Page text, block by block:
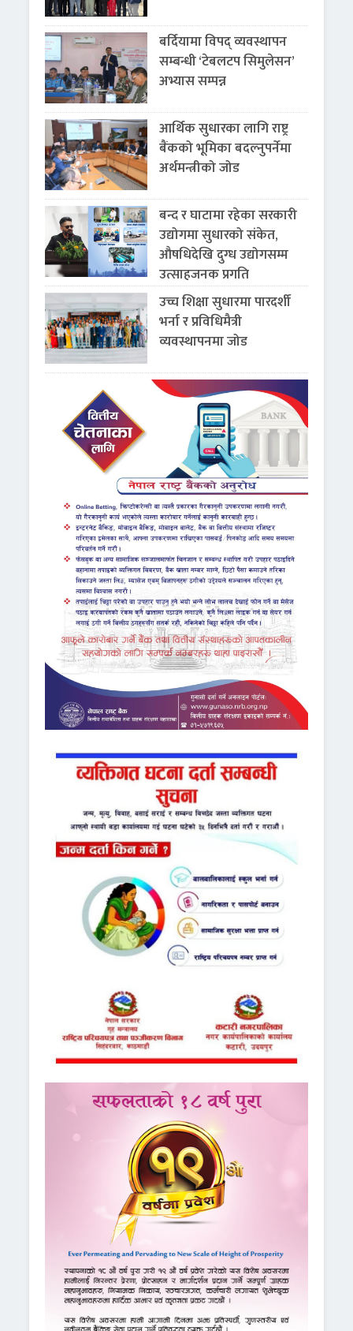
बर्दियामा विपद् व्यवस्थापन
सम्बन्धी ‘टेबलटप सिमुलेसन’
अभ्यास सम्पन्न
आर्थिक सुधारका लागि राष्ट्र
बैंकको भूमिका बदल्नुपर्नेमा
अर्थमन्त्रीको जोड
बन्द र घाटामा रहेका सरकारी
उद्योगमा सुधारको संकेत,
औषधिदेखि दुग्ध उद्योगसम्म
उत्साहजनक प्रगति
उच्च शिक्षा सुधारमा पारदर्शी
भर्ना र प्रविधिमैत्री
व्यवस्थापनमा जोड